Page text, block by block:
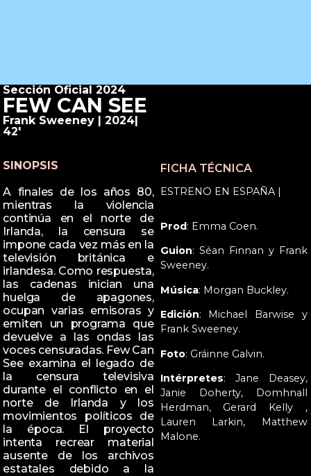
Sección Oficial 2024
FEW CAN SEE
Frank Sweeney | 2024|
42'
SINOPSIS
A finales de los años 80,
mientras la violencia
continúa en el norte de
Irlanda, la censura se
impone cada vez más en la
televisión británica e
irlandesa. Como respuesta,
las cadenas inician una
huelga de apagones,
ocupan varias emisoras y
emiten un programa que
devuelve a las ondas las
voces censuradas. Few Can
See examina el legado de
la censura televisiva
durante el conflicto en el
norte de Irlanda y los
movimientos políticos de
la época. El proyecto
intenta recrear material
ausente de los archivos
estatales debido a la
FICHA TÉCNICA
ESTRENO EN ESPAÑA |
Prod: Emma Coen.
Guion: Séan Finnan y Frank
Sweeney.
Música: Morgan Buckley.
Edición: Michael Barwise y
Frank Sweeney.
Foto: Gráinne Galvin.
Intérpretes: Jane Deasey,
Janie Doherty, Domhnall
Herdman, Gerard Kelly ,
Lauren Larkin, Matthew
Malone.